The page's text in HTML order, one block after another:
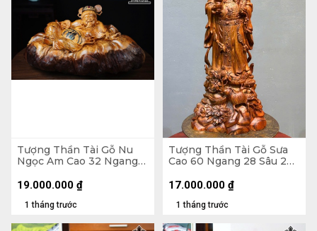
Tượng Thần Tài Gỗ Nu
Ngọc Am Cao 32 Ngang
1 tháng trước
19.000.000 ₫
Tượng Thần Tài Gỗ Sưa
Cao 60 Ngang 28 Sâu 20
1 tháng trước
17.000.000 ₫